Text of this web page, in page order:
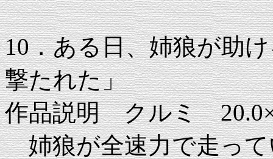
10．ある日、姉狼が助
撃たれた」
作品説明 クルミ
姉狼が全速力で走って